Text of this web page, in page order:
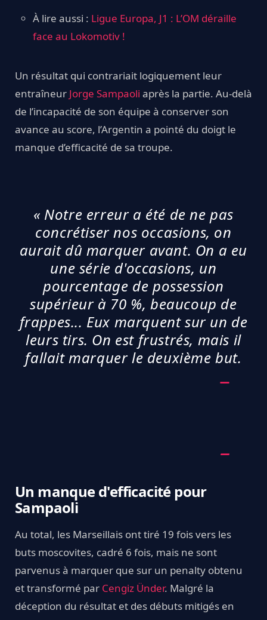
À lire aussi : Ligue Europa, J1 : L’OM déraille
face au Lokomotiv !
Un résultat qui contrariait logiquement leur
entraîneur Jorge Sampaoli après la partie. Au-delà
de l’incapacité de son équipe à conserver son
avance au score, l’Argentin a pointé du doigt le
manque d’efficacité de sa troupe.
« Notre erreur a été de ne pas
concrétiser nos occasions, on
aurait dû marquer avant. On a eu
une série d'occasions, un
pourcentage de possession
supérieur à 70 %, beaucoup de
frappes... Eux marquent sur un de
leurs tirs. On est frustrés, mais il
fallait marquer le deuxième but.
Un manque d'efficacité pour
Sampaoli
Au total, les Marseillais ont tiré 19 fois vers les
buts moscovites, cadré 6 fois, mais ne sont
parvenus à marquer que sur un penalty obtenu
et transformé par Cengiz Ünder. Malgré la
déception du résultat et des débuts mitigés en